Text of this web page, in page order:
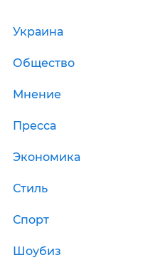
Украина
Общество
Мнение
Пресса
Экономика
Стиль
Спорт
Шоубиз